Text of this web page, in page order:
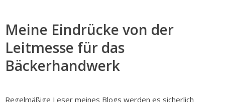
Meine Eindrücke von der
Leitmesse für das
Bäckerhandwerk
Regelmäßige Leser meines Blogs werden es sicherlich